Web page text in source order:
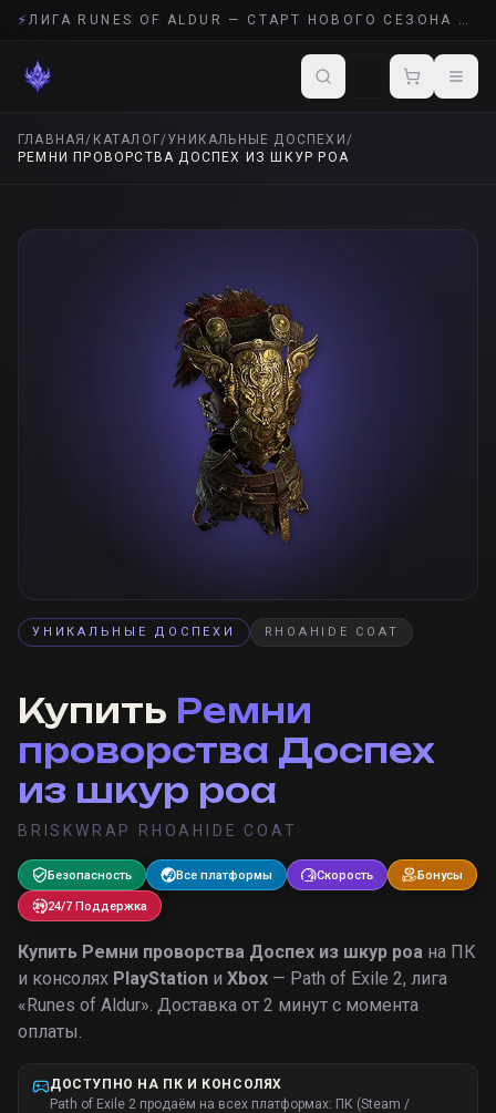
⚡ ЛИГА RUNES OF ALDUR — СТАРТ НОВОГО СЕЗОНА POE 2
ГЛАВНАЯ/ КАТАЛОГ/УНИКАЛЬНЫЕ ДОСПЕХИ /
РЕМНИ ПРОВОРСТВА ДОСПЕХ ИЗ ШКУР РОА
УНИКАЛЬНЫЕ ДОСПЕХИ RHOAHIDE COAT
Купить Ремни
проворства Доспех
из шкур роа
BRISKWRAP RHOAHIDE COAT
Безопасность Все платформы Скорость Бонусы
24/7 Поддержка
Купить Ремни проворства Доспех из шкур роа на ПК
и консолях PlayStation и Xbox — Path of Exile 2, лига
«Runes of Aldur». Доставка от 2 минут с момента
оплаты.
ДОСТУПНО НА ПК И КОНСОЛЯХ
Path of Exile 2 продаём на всех платформах: ПК (Steam /